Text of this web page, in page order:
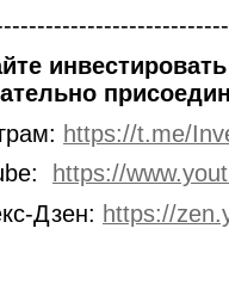
https://t.me/
https://
Дзен: https://